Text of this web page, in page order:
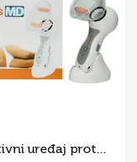
Inovativni uređaj protiv celulita Celluless MD